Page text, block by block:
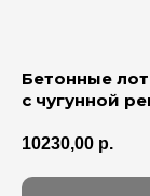
Бетонные
c чугунной
10230,00 р.